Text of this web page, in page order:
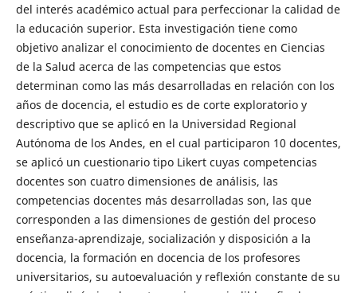
del interés académico actual para perfeccionar la calidad de
la educación superior. Esta investigación tiene como
objetivo analizar el conocimiento de docentes en Ciencias
de la Salud acerca de las competencias que estos
determinan como las más desarrolladas en relación con los
años de docencia, el estudio es de corte exploratorio y
descriptivo que se aplicó en la Universidad Regional
Autónoma de los Andes, en el cual participaron 10 docentes,
se aplicó un cuestionario tipo Likert cuyas competencias
docentes son cuatro dimensiones de análisis, las
competencias docentes más desarrolladas son, las que
corresponden a las dimensiones de gestión del proceso
enseñanza-aprendizaje, socialización y disposición a la
docencia, la formación en docencia de los profesores
universitarios, su autoevaluación y reflexión constante de su